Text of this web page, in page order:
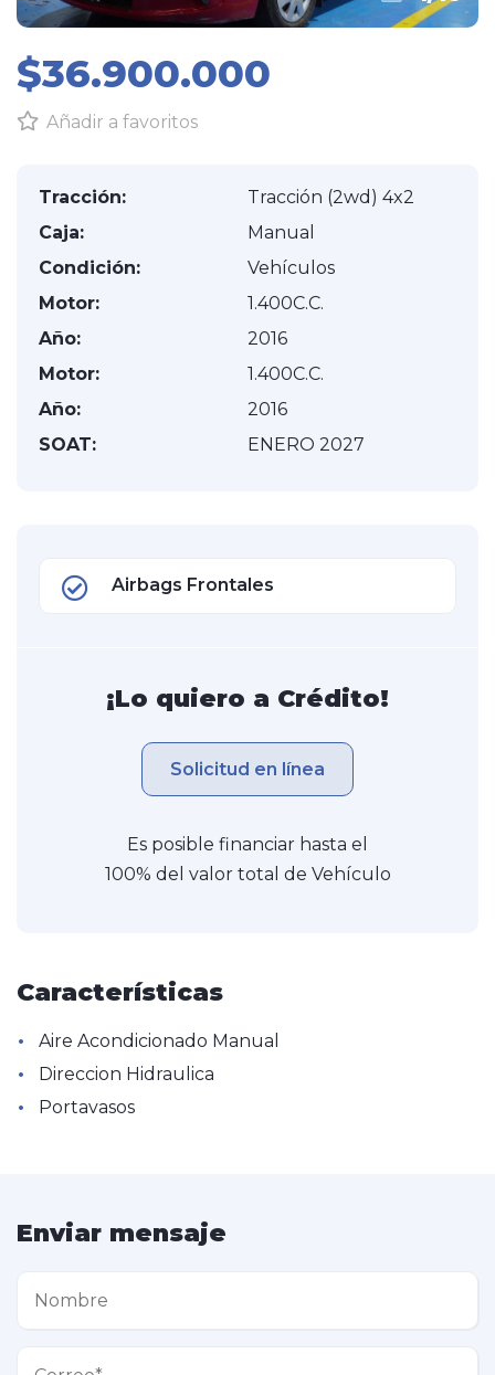
$36.900.000
Añadir a favoritos
Tracción:
Tracción (2wd) 4x2
Caja:
Manual
Condición:
Vehículos
Motor:
1.400C.C.
Año:
2016
Motor:
1.400C.C.
Año:
2016
SOAT:
ENERO 2027
Airbags Frontales
¡Lo quiero a Crédito!
Solicitud en línea
Es posible financiar hasta el
100% del valor total de Vehículo
Características
• Aire Acondicionado Manual
• Direccion Hidraulica
• Portavasos
Enviar mensaje